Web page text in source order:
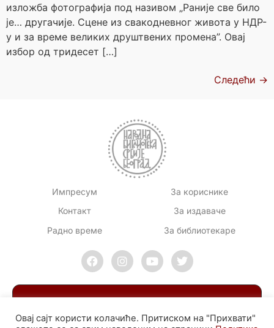
изложба фотографија под називом „Раније све било
је… другачије. Сцене из свакодневног живота у НДР-
у и за време великих друштвених промена”. Овај
избор од тридесет […]
Следећи →
Импресум
Контакт
Радно време
За кориснике
За издаваче
За библиотекаре
Овај сајт користи колачиће. Притиском на "Прихвати"